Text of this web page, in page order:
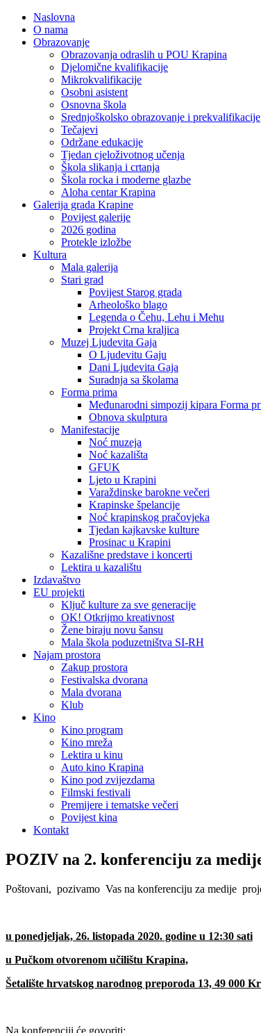
Naslovna
O nama
Obrazovanje
Obrazovanja odraslih u POU Krapina
Djelomične kvalifikacije
Mikrokvalifikacije
Osobni asistent
Osnovna škola
Srednjoškolsko obrazovanje i prekvalifikacije
Tečajevi
Održane edukacije
Tjedan cjeloživotnog učenja
Škola slikanja i crtanja
Škola rocka i moderne glazbe
Aloha centar Krapina
Galerija grada Krapine
Povijest galerije
2026 godina
Protekle izložbe
Kultura
Mala galerija
Stari grad
Povijest Starog grada
Arheološko blago
Legenda o Čehu, Lehu i Mehu
Projekt Crna kraljica
Muzej Ljudevita Gaja
O Ljudevitu Gaju
Dani Ljudevita Gaja
Suradnja sa školama
Forma prima
Međunarodni simpozij kipara Forma
Obnova skulptura
Manifestacije
Noć muzeja
Noć kazališta
GFUK
Ljeto u Krapini
Varaždinske barokne večeri
Krapinske špelancije
Noć krapinskog pračovjeka
Tjedan kajkavske kulture
Prosinac u Krapini
Kazališne predstave i koncerti
Lektira u kazalištu
Izdavaštvo
EU projekti
Ključ kulture za sve generacije
OK! Otkrijmo kreativnost
Žene biraju novu šansu
Mala škola poduzetništva SI-RH
Najam prostora
Zakup prostora
Festivalska dvorana
Mala dvorana
Klub
Kino
Kino program
Kino mreža
Lektira u kinu
Auto kino Krapina
Kino pod zvijezdama
Filmski festivali
Premijere i tematske večeri
Povijest kina
Kontakt
POZIV na 2. konferenciju za
Poštovani, pozivamo Vas na konferenciju za medije
u ponedjeljak, 26. listopada 2020. godine u 12:30 sati
u Pučkom otvorenom učilištu Krapina,
Šetalište hrvatskog narodnog preporoda 13, 49 000
Na konferenciji će govoriti: